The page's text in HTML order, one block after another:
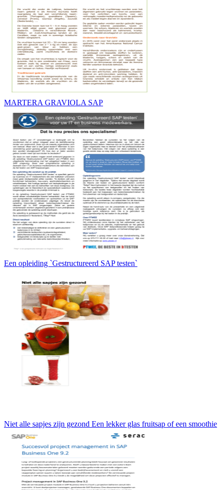
MARTERA GRAVIOLA SAP
Een opleiding `Gestructureerd SAP testen`
Niet alle sapjes zijn gezond Een lekker glas fruitsap of een smoothie